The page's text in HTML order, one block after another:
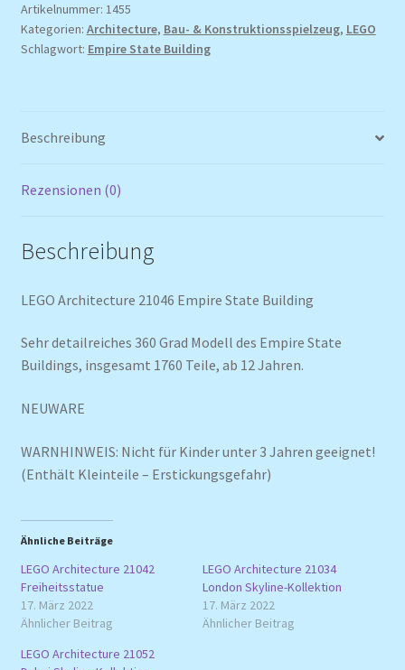
Artikelnummer: 1455
Kategorien: Architecture, Bau- & Konstruktionsspielzeug, LEGO
Schlagwort: Empire State Building
Beschreibung
Rezensionen (0)
Beschreibung
LEGO Architecture 21046 Empire State Building
Sehr detailreiches 360 Grad Modell des Empire State
Buildings, insgesamt 1760 Teile, ab 12 Jahren.
NEUWARE
WARNHINWEIS: Nicht für Kinder unter 3 Jahren geeignet!
(Enthält Kleinteile – Erstickungsgefahr)
Ähnliche Beiträge
LEGO Architecture 21042
Freiheitsstatue
17. März 2022
Ähnlicher Beitrag
LEGO Architecture 21034
London Skyline-Kollektion
17. März 2022
Ähnlicher Beitrag
LEGO Architecture 21052